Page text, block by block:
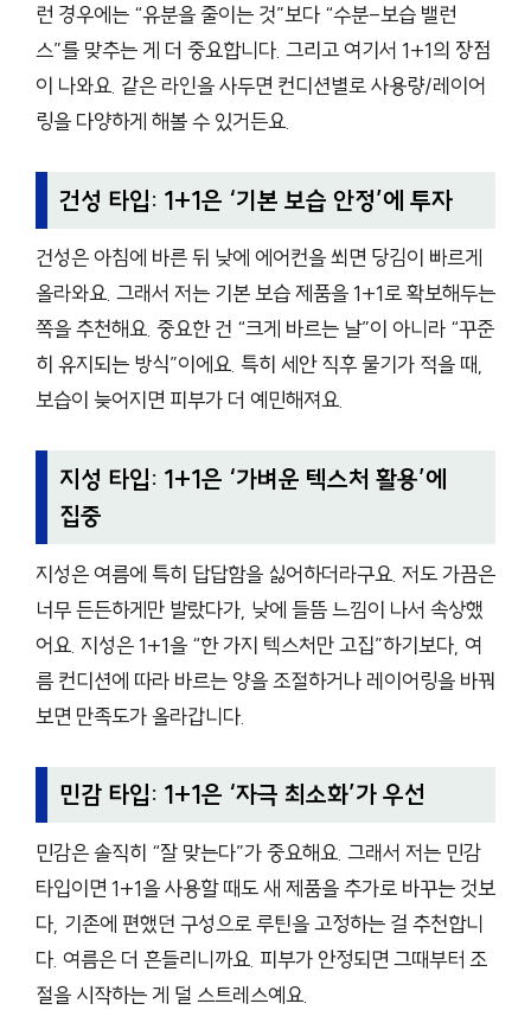
런 경우에는 “유분을 줄이는 것”보다 “수분-보습 밸런
스”를 맞추는 게 더 중요합니다. 그리고 여기서 1+1의 장점
이 나와요. 같은 라인을 사두면 컨디션별로 사용량/레이어
링을 다양하게 해볼 수 있거든요.
건성 타입: 1+1은 ‘기본 보습 안정’에 투자
건성은 아침에 바른 뒤 낮에 에어컨을 쐬면 당김이 빠르게
올라와요. 그래서 저는 기본 보습 제품을 1+1로 확보해두는
쪽을 추천해요. 중요한 건 “크게 바르는 날”이 아니라 “꾸준
히 유지되는 방식”이에요. 특히 세안 직후 물기가 적을 때,
보습이 늦어지면 피부가 더 예민해져요.
지성 타입: 1+1은 ‘가벼운 텍스처 활용’에
집중
지성은 여름에 특히 답답함을 싫어하더라구요. 저도 가끔은
너무 든든하게만 발랐다가, 낮에 들뜸 느낌이 나서 속상했
어요. 지성은 1+1을 “한 가지 텍스처만 고집”하기보다, 여
름 컨디션에 따라 바르는 양을 조절하거나 레이어링을 바꿔
보면 만족도가 올라갑니다.
민감 타입: 1+1은 ‘자극 최소화’가 우선
민감은 솔직히 “잘 맞는다”가 중요해요. 그래서 저는 민감
타입이면 1+1을 사용할 때도 새 제품을 추가로 바꾸는 것보
다, 기존에 편했던 구성으로 루틴을 고정하는 걸 추천합니
다. 여름은 더 흔들리니까요. 피부가 안정되면 그때부터 조
절을 시작하는 게 덜 스트레스예요.